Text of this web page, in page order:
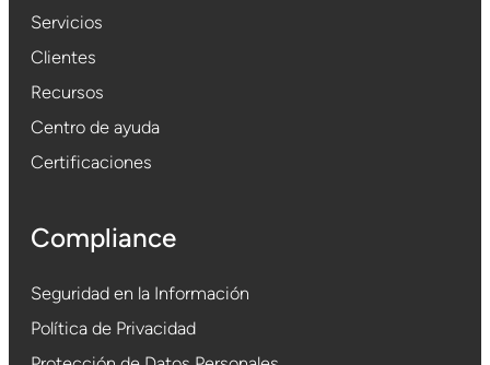
Servicios
Clientes
Recursos
Centro de ayuda
Certificaciones
Compliance
Seguridad en la Información
Política de Privacidad